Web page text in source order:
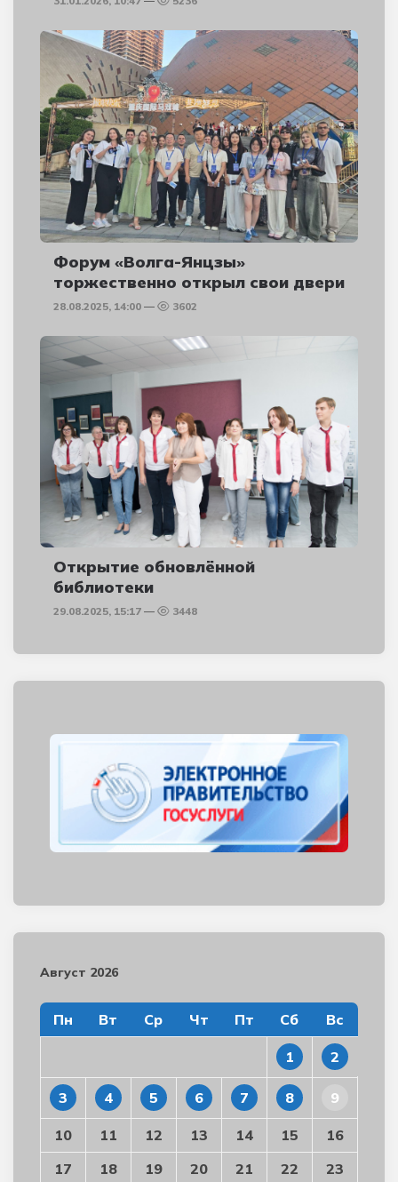
Форум «Волга-Янцзы»
торжественно открыл свои двери
28.08.2025, 14:00 3602
Открытие обновлённой
библиотеки
29.08.2025, 15:17 3448
Август 2026
Пн Вт Ср Чт Пт Сб Вс
1 2
3 4 5 6 7 8 9
10 11 12 13 14 15
16
17
18 19 20 21 22
23